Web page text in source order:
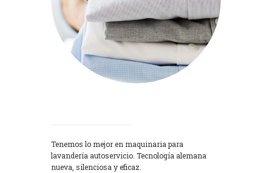
Tenemos lo mejor en maquinaria para
lavandería autoservicio. Tecnología alemana
nueva, silenciosa y eficaz.